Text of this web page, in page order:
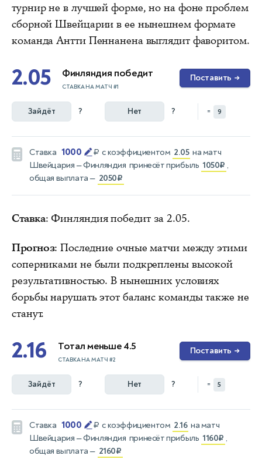
турнир не в лучшей форме, но на фоне проблем
сборной Швейцарии в ее нынешнем формате
команда Антти Пеннанена выглядит фаворитом.
2.05 Финляндия победит
СТАВКА НА МАТЧ #1
Поставить →
Зайдёт ? Нет ? = 9
Ставка 1000 ₽ с коэффициентом 2.05 на матч
Швейцария — Финляндия принесёт прибыль 1050₽ ,
общая выплата — 2050₽
Ставка: Финляндия победит за 2.05.
Прогноз: Последние очные матчи между этими
соперниками не были подкреплены высокой
результативностью. В нынешних условиях
борьбы нарушать этот баланс команды также не
станут.
2.16 Тотал меньше 4.5
СТАВКА НА МАТЧ #2
Поставить →
Зайдёт ? Нет ? = 5
Ставка 1000 ₽ с коэффициентом 2.16 на матч
Швейцария — Финляндия принесёт прибыль 1160₽ ,
общая выплата — 2160₽